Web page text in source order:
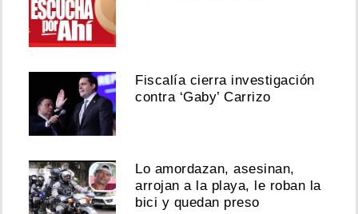
Fiscalía cierra investigación
contra ‘Gaby’ Carrizo
Lo amordazan, asesinan,
arrojan a la playa, le roban la
bici y quedan preso